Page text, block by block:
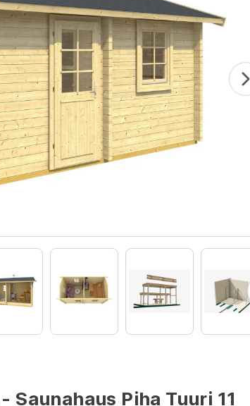
Saunahaus Piha Tuuri 11